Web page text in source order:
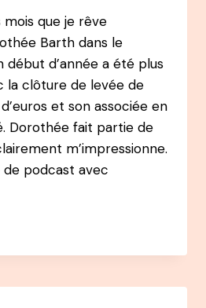
mois que je rêve
Barth dans le
début d’année a été plus
la clôture de levée de
et son associée en
Dorothée fait partie de
m’impressionne.
de podcast avec